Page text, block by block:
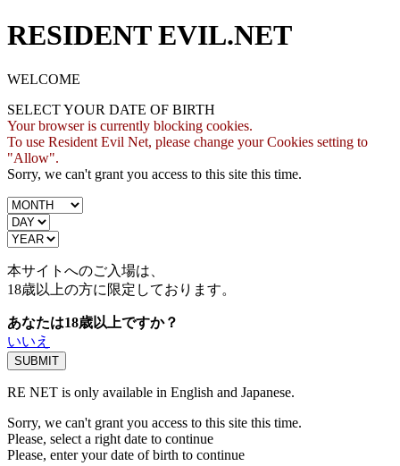
RESIDENT EVIL.NET
WELCOME
SELECT YOUR DATE OF BIRTH
Your browser is currently blocking cookies.
To use Resident Evil Net, please change your Cookies setting to
"Allow".
Sorry, we can't grant you access to this site this time.
本サイトへのご入場は、
18歳以上の方に限定しております。
あなたは18歳以上ですか？
いいえ
RE NET is only available in English and Japanese.
Sorry, we can't grant you access to this site this time.
Please, select a right date to continue
Please, enter your date of birth to continue